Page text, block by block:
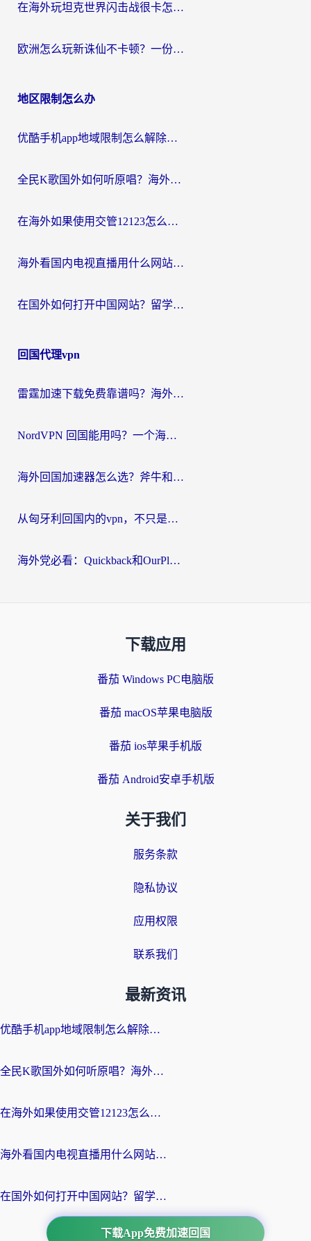
在海外玩坦克世界闪击战很卡怎么办？老玩家亲测有效的加速器选择指南
欧洲怎么玩新诛仙不卡顿？一份给海外游子的国服游戏畅玩指南
地区限制怎么办
优酷手机app地域限制怎么解除？海外党亲测有效的追剧方案
全民K歌国外如何听原唱？海外党亲测有效的回国加速器选择指南
在海外如果使用交管12123怎么处理？留学生亲测有效的回国加速方案
海外看国内电视直播用什么网站比较好？一篇解决你所有追剧难题的实用指南
在国外如何打开中国网站？留学生与海外华人的无缝访问指南
回国代理vpn
雷霆加速下载免费靠谱吗？海外党选回国加速器的避坑指南（附热门工具对比）
NordVPN 回国能用吗？一个海外用户必须面对的真实困境
海外回国加速器怎么选？斧牛和海龟哪个好？一篇帮你避开坑的实用指南
从匈牙利回国内的vpn，不只是为了刷剧那么简单
海外党必看：Quickback和OurPlay好用吗？3分钟选对回国加速器，无缝刷剧玩游戏
下载应用
番茄 Windows PC电脑版
番茄 macOS苹果电脑版
番茄 ios苹果手机版
番茄 Android安卓手机版
关于我们
服务条款
隐私协议
应用权限
联系我们
最新资讯
优酷手机app地域限制怎么解除？海外党亲测有效的追剧方案
全民K歌国外如何听原唱？海外党亲测有效的回国加速器选择指南
在海外如果使用交管12123怎么处理？留学生亲测有效的回国加速方案
海外看国内电视直播用什么网站比较好？一篇解决你所有追剧难题的实用指南
在国外如何打开中国网站？留学生与海外华人的无缝访问指南
下载App免费加速回国